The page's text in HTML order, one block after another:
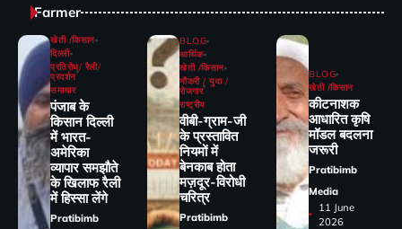
Farmer
खेती /किसान
दिल्ली
प्रतिरोध/ रैली/
प्रदर्शन
समाचार
पंजाब के
किसान दिल्ली
में भारत-
अमेरिका
व्यापार समझौते
के खिलाफ रैली
में हिस्सा लेंगे
Pratibimb
BLOG
आर्थिक
खेती /किसान
नौकरी / युवा /
रोजगार
राष्ट्रीय
वीबी-ग्राम-जी
के प्रस्तावित
नियमों में
बेनकाब होता
मज़दूर-विरोधी
चरित्र
Pratibimb
BLOG
खेती /किसान
कीटनाशक
आधारित कृषि
मॉडल बदलना
जरूरी
Pratibimb
Media
11 June
2026